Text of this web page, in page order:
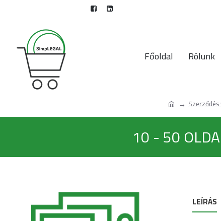
Főoldal Rólunk
Szerződés
10 - 50
LEÍRÁS